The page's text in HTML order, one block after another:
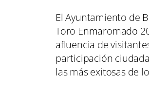
El Ayuntamiento de
Toro Enmaromado
afluencia de
participación
las más exitosas de